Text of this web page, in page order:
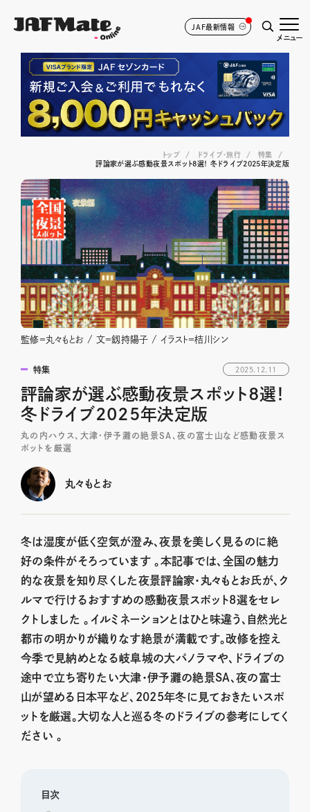
JAF最新情報
メニュー
トップ ドライブ･旅行
特集
評論家が選ぶ感動夜景スポット8選！ 冬ドライブ2025年決定版
監修＝丸々もとお / 文＝釼持陽子 / イラスト＝桔川シン
特集 2025.12.11
評論家が選ぶ感動夜景スポット8選！
冬ドライブ2025年決定版
丸の内ハウス、大津・伊予灘の絶景SA、夜の富士山など感動夜景ス
ポットを厳選
丸々もとお
冬は湿度が低く空気が澄み、夜景を美しく見るのに絶
好の条件がそろっています 。本記事では、全国の魅力
的な夜景を知り尽くした夜景評論家・丸々もとお氏が、ク
ルマで行けるおすすめの感動夜景スポット8選をセレ
クトしました 。イルミネーションとはひと味違う、自然光と
都市の明かりが織りなす絶景が満載です。改修を控え
今季で見納めとなる岐阜城の大パノラマや、ドライブの
途中で立ち寄りたい大津・伊予灘の絶景SA、夜の富士
山が望める日本平など、2025年冬に見ておきたいスポ
ットを厳選。大切な人と巡る冬のドライブの参考にしてく
ださい 。
目次